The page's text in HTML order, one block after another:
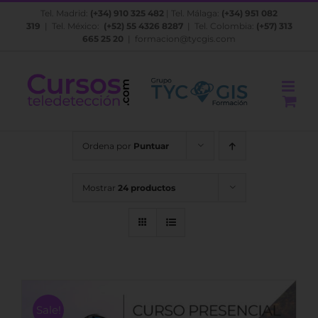
Saltar
Tel. Madrid: (+34) 910 325 482 | Tel. Málaga: (+34) 951 082
319 | Tel. México: (+52) 55 4326 8287| Tel. Colombia: (+57) 313
665 25 20
formacion@tycgis.com
Ordena por Puntuar
Mostrar 24 productos
Sale!